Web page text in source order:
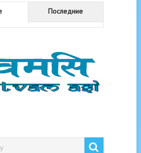
Последние